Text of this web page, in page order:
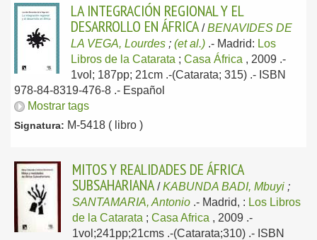
LA INTEGRACIÓN REGIONAL Y EL
DESARROLLO EN ÁFRICA /BENAVIDES DE
LA VEGA, Lourdes ; (et al.) .- Madrid: Los
Libros de la Catarata ; Casa África , 2009 .-
1vol; 187pp; 21cm .-(Catarata; 315) .- ISBN
978-84-8319-476-8 .- Español
Mostrar tags
Signatura: M-5418 ( libro )
MITOS Y REALIDADES DE ÁFRICA
SUBSAHARIANA /KABUNDA BADI, Mbuyi ;
SANTAMARIA, Antonio .- Madrid, : Los Libros
de la Catarata ; Casa Africa , 2009 .-
1vol;241pp;21cms .-(Catarata;310) .- ISBN